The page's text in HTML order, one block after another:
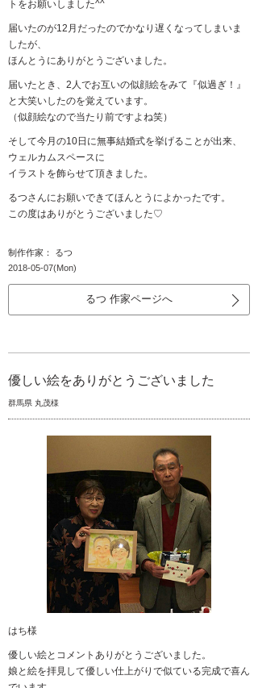
トをお願いしました^^
届いたのが12月だったのでかなり遅くなってしまいま
したが、
ほんとうにありがとうございました。
届いたとき、2人でお互いの似顔絵をみて『似過ぎ！』
と大笑いしたのを覚えています。
（似顔絵なので当たり前ですよね笑）
そして今月の10日に無事結婚式を挙げることが出来、
ウェルカムスペースに
イラストを飾らせて頂きました。
るつさんにお願いできてほんとうによかったです。
この度はありがとうございました♡
制作作家： るつ
2018-05-07(Mon)
るつ 作家ページへ
優しい絵をありがとうございました
群馬県 丸茂様
はち様
優しい絵とコメントありがとうございました。
娘と絵を拝見して優しい仕上がりで似ている完成で喜ん